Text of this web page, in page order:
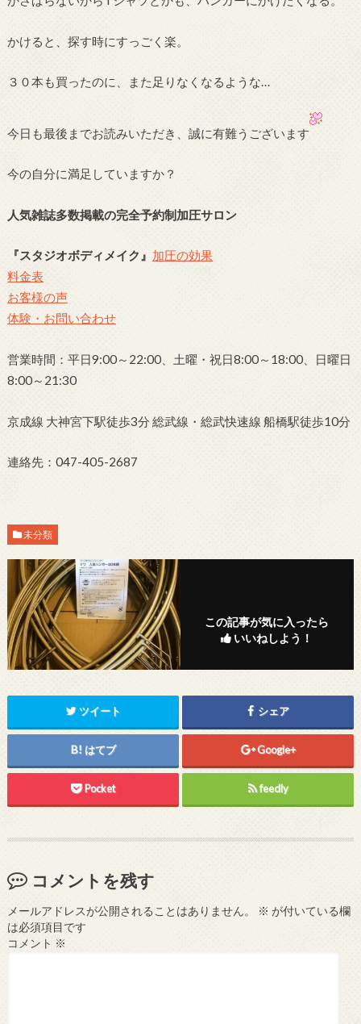
かけると、探す時にすっごく楽。
３０本も買ったのに、また足りなくなるような…
今日も最後までお読みいただき、誠に有難うございます
今の自分に満足していますか？
人気雑誌多数掲載の完全予約制加圧サロン
『スタジオボディメイク』 加圧の効果
料金表
お客様の声
体験・お問い合わせ
営業時間：平日9:00～22:00、土曜・祝日8:00～18:00、日曜日
8:00～21:30
京成線 大神宮下駅徒歩3分 総武線・総武快速線 船橋駅徒歩10分
連絡先：047-405-2687
未分類
この記事が気に入ったら
いいねしよう！
ツイート シェア
はてブ Google+
Pocket feedly
コメントを残す
メールアドレスが公開されることはありません。 ※ が付いている欄
は必須項目です
コメント ※